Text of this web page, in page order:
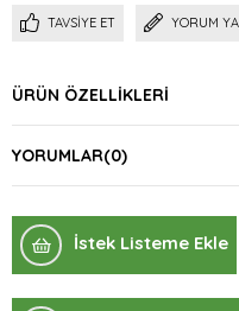
TAVSIYE ET YORUM
ÜRÜN ÖZELLIKLERI
YORUMLAR(0)
İstek Listeme Ekle